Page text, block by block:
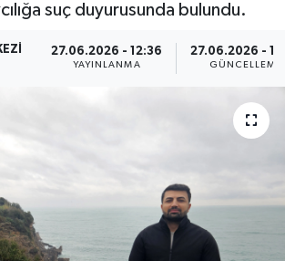
suç duyurusunda bulundu.
27.06.2026 - 12:36
YAYINLANMA
27.06.2026 -
GÜNCELLEME